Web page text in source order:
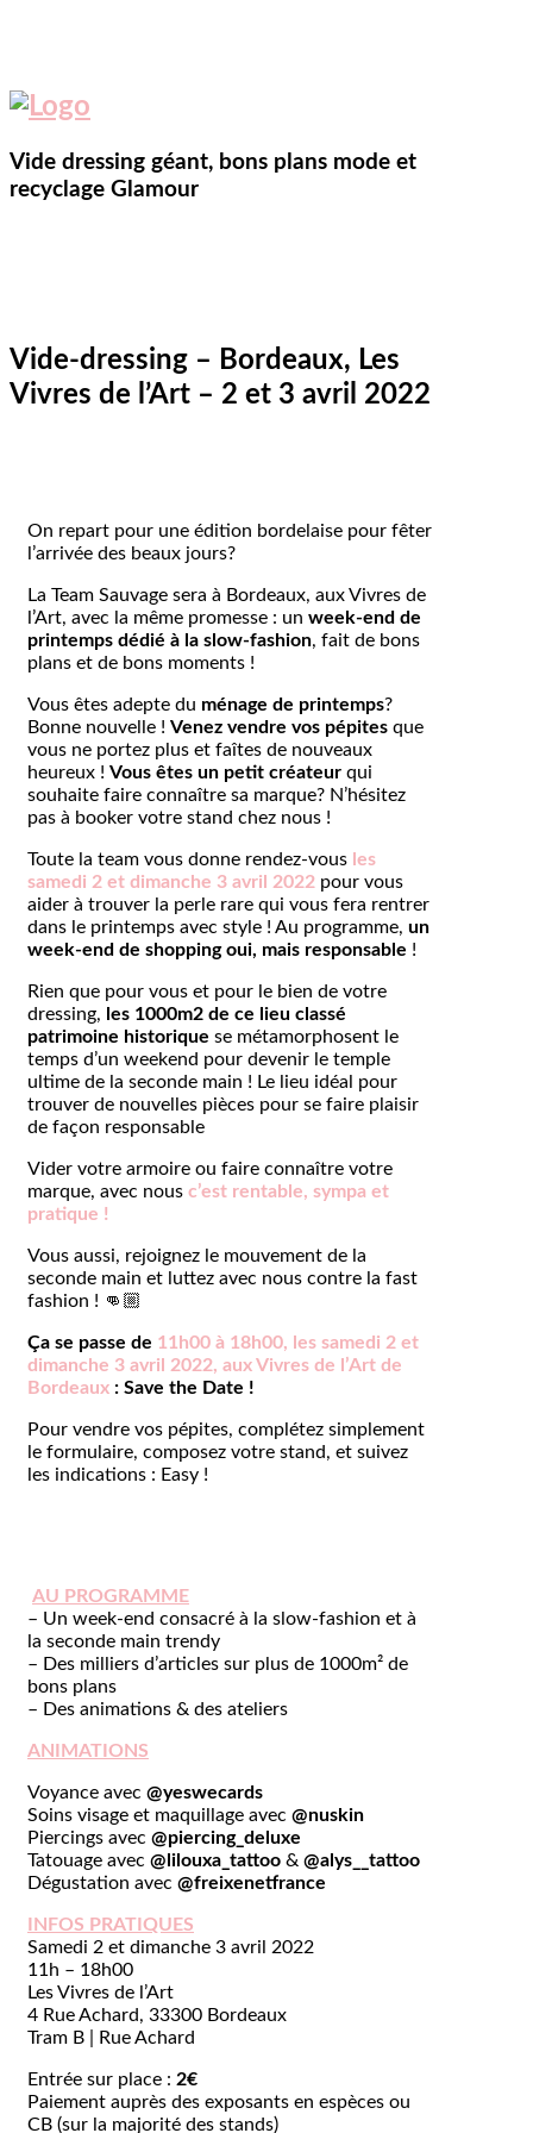
Vide dressing géant, bons plans mode et
recyclage Glamour
Vide-dressing – Bordeaux, Les
Vivres de l’Art – 2 et 3 avril 2022
On repart pour une édition bordelaise pour fêter
l’arrivée des beaux jours?
La Team Sauvage sera à Bordeaux, aux Vivres de
l’Art, avec la même promesse : un week-end de
printemps dédié à la slow-fashion, fait de bons
plans et de bons moments !
Vous êtes adepte du ménage de printemps?
Bonne nouvelle ! Venez vendre vos pépites que
vous ne portez plus et faîtes de nouveaux
heureux ! Vous êtes un petit créateur qui
souhaite faire connaître sa marque? N’hésitez
pas à booker votre stand chez nous !
Toute la team vous donne rendez-vous les
samedi 2 et dimanche 3 avril 2022 pour vous
aider à trouver la perle rare qui vous fera rentrer
dans le printemps avec style ! Au programme, un
week-end de shopping oui, mais responsable !
Rien que pour vous et pour le bien de votre
dressing, les 1000m2 de ce lieu classé
patrimoine historique se métamorphosent le
temps d’un weekend pour devenir le temple
ultime de la seconde main ! Le lieu idéal pour
trouver de nouvelles pièces pour se faire plaisir
de façon responsable
Vider votre armoire ou faire connaître votre
marque, avec nous c’est rentable, sympa et
pratique !
Vous aussi, rejoignez le mouvement de la
seconde main et luttez avec nous contre la fast
fashion ! 👊🏼
Ça se passe de 11h00 à 18h00, l es samedi 2 et
dimanche 3 avril 2022, aux Vivres de l’Art de
Bordeaux : Save the Date !
Pour vendre vos pépites, complétez simplement
le formulaire, composez votre stand, et suivez
les indications : Easy !
AU PROGRAMME
– Un week-end consacré à la slow-fashion et à
la seconde main trendy
– Des milliers d’articles sur plus de 1000m² de
bons plans
– Des animations & des ateliers
ANIMATIONS
Voyance avec @yeswecards
Soins visage et maquillage avec @nuskin
Piercings avec @piercing_deluxe
Tatouage avec @lilouxa_tattoo & @alys__tattoo
Dégustation avec @freixenetfrance
INFOS PRATIQUES
Samedi 2 et dimanche 3 avril 2022
11h – 18h00
Les Vivres de l’Art
4 Rue Achard, 33300 Bordeaux
Tram B |
Rue Achard
Entrée sur place : 2€
Paiement auprès des exposants en espèces ou
CB (sur la majorité des stands)